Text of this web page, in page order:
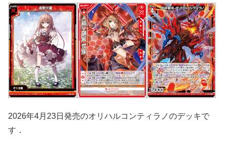
2026年4月23日発売のオリハルコンティラノのデッキで
す．